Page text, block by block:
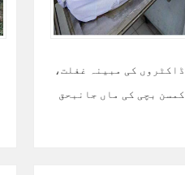
ڈاکٹروں کی مبینہ غفلت،
کمسن بچی کی ماں جانبحق